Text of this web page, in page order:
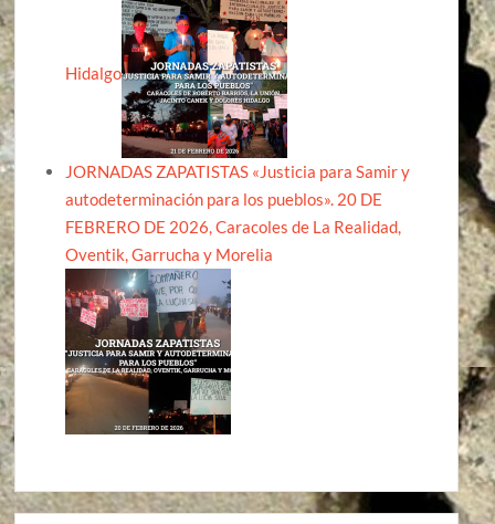
Hidalgo
JORNADAS ZAPATISTAS «Justicia para Samir y
autodeterminación para los pueblos». 20 DE
FEBRERO DE 2026, Caracoles de La Realidad,
Oventik, Garrucha y Morelia